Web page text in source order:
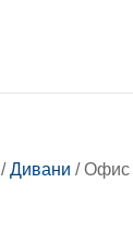
/Дивани / Офис